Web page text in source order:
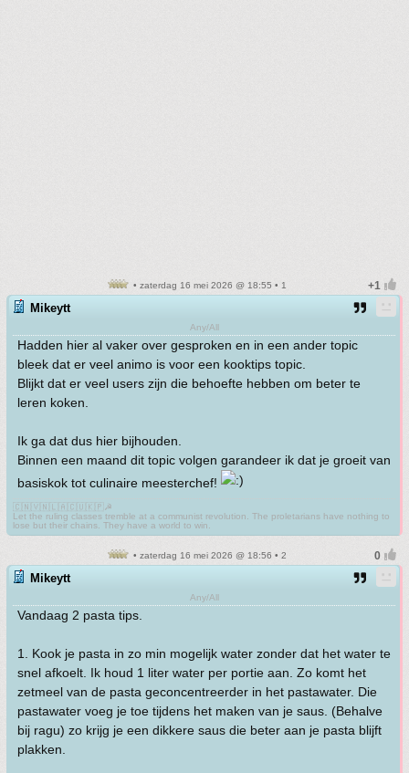
• zaterdag 16 mei 2026 @ 18:55 • 1
Mikeytt
Any/All
Hadden hier al vaker over gesproken en in een ander topic
bleek dat er veel animo is voor een kooktips topic.
Blijkt dat er veel users zijn die behoefte hebben om beter te
leren koken.
Ik ga dat dus hier bijhouden.
Binnen een maand dit topic volgen garandeer ik dat je groeit van
basiskok tot culinaire meesterchef!
🇨🇳🇻🇳🇱🇦🇨🇺🇰🇵☭
Let the ruling classes tremble at a communist revolution. The proletarians have nothing to
lose but their chains. They have a world to win.
• zaterdag 16 mei 2026 @ 18:56 • 2
Mikeytt
Any/All
Vandaag 2 pasta tips.
1. Kook je pasta in zo min mogelijk water zonder dat het water te
snel afkoelt. Ik houd 1 liter water per portie aan. Zo komt het
zetmeel van de pasta geconcentreerder in het pastawater. Die
pastawater voeg je toe tijdens het maken van je saus. (Behalve
bij ragu) zo krijg je een dikkere saus die beter aan je pasta blijft
plakken.